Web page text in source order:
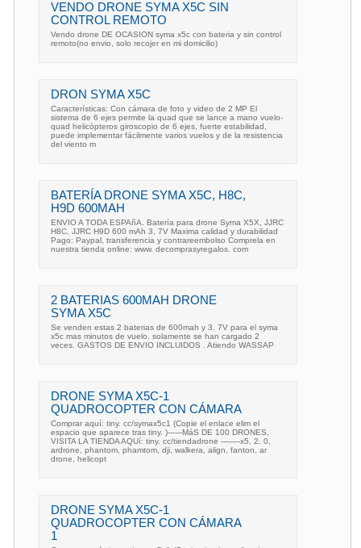
VENDO DRONE SYMA X5C SIN
CONTROL REMOTO
Vendo drone DE OCASION syma x5c con bateria y sin control
remoto(no envio, solo recojer en mi domicilio)
DRON SYMA X5C
Características: Con cámara de foto y video de 2 MP El
sistema de 6 ejes permite la quad que se lance a mano vuelo-
quad helicópteros giroscopio de 6 ejes, fuerte estabilidad,
puede implementar fácilmente varios vuelos y de la resistencia
del viento m
BATERÍA DRONE SYMA X5C, H8C,
H9D 600MAH
ENVIO A TODA ESPAñA. Batería para drone Syma X5X, JJRC
H8C, JJRC H9D 600 mAh 3, 7V Maxima calidad y durabilidad
Pago: Paypal, transferencia y contrareembolso Comprela en
nuestra tienda online: www. decomprasyregalos. com
2 BATERIAS 600MAH DRONE
SYMA X5C
Se venden estas 2 baterias de 600mah y 3. 7V para el syma
x5c mas minutos de vuelo. solamente se han cargado 2
veces. GASTOS DE ENVIO INCLUIDOS . Atiendo WASSAP
DRONE SYMA X5C-1
QUADROCOPTER CON CÁMARA
Comprar aquí: tiny. cc/symax5c1 (Copie el enlace elim el
espacio que aparece tras tiny. )------MáS DE 100 DRONES,
VISITA LA TIENDA AQUí: tiny. cc/tiendadrone --------x5, 2. 0,
ardrone, phantom, phamtom, dji, walkera, align, fanton, ar
drone, helicopt
DRONE SYMA X5C-1
QUADROCOPTER CON CÁMARA
1